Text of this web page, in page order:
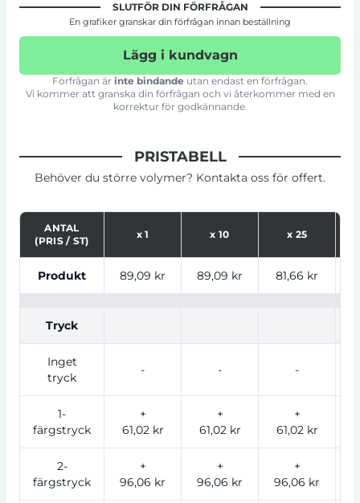
SLUTFÖR DIN FÖRFRÅGAN
En grafiker granskar din förfrågan innan beställning
Lägg i kundvagn
Förfrågan är inte bindande utan endast en förfrågan.
Vi kommer att granska din förfrågan och vi återkommer med en
korrektur för godkännande.
PRISTABELL
Behöver du större volymer? Kontakta oss för offert.
ANTAL
(PRIS / ST)
x1 x 10 x 25
Produkt 89,09 kr 89,09 kr 81,66 kr
Tryck
Inget
tryck
- - -
1-
färgstryck
+
61,02 kr
+
61,02 kr
+
61,02 kr
2-
färgstryck
+
96,06 kr
+
96,06 kr
+
96,06 kr